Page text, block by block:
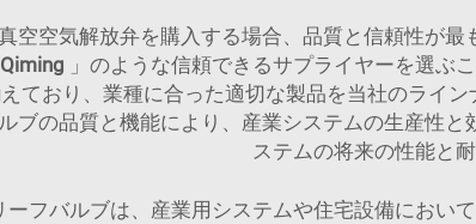
空空気解放弁を購入する場合、品質と信頼性が
Qiming 」のような信頼できるサプライヤーを選ぶ
ており、業種に合った適切な製品を当社のライ
ブの品質と機能により、産業システムの生産性
ステムの将来の性能と
ーフバルブは、産業用システムや住宅設備におい